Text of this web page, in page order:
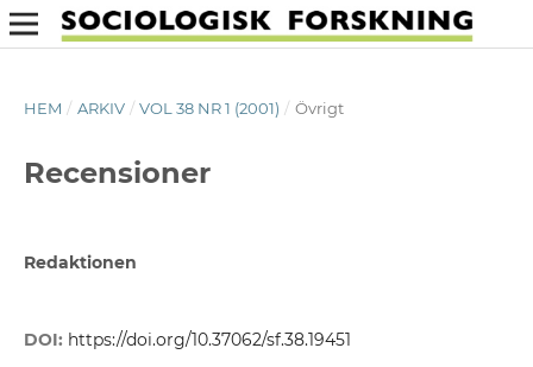
HEM / ARKIV / VOL 38 NR 1 (2001) / Övrigt
Recensioner
Redaktionen
DOI: https://doi.org/10.37062/sf.38.19451